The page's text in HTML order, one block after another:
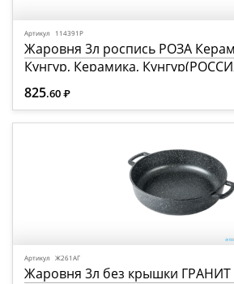
Артикул 114391Р
Жаровня 3л роспись РОЗА
Кунгур, Керамика,
825.60 Р
=
Артикул Ж261АГ
Жаровня 3л без крышки